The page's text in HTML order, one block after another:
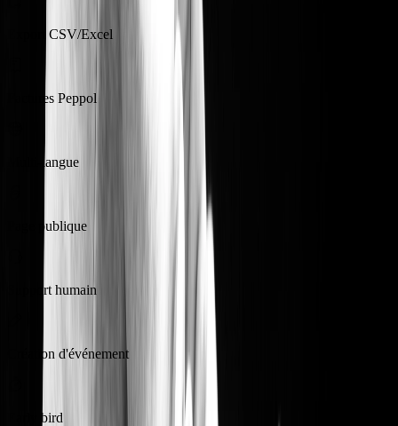
Export CSV/Excel
Factures Peppol
Multi-langue
Page publique
Support humain
Création d'événement
Early bird